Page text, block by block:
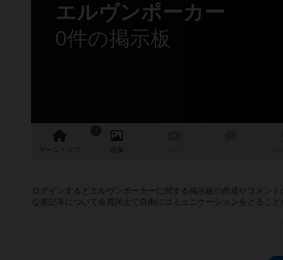
エルヴンポーカー
0件の掲示板
ゲーム 画像
ログインするとエルヴンポーカーに関する掲示板の作成やコメン
な表記等について会員同士で自由にコミュニケーションをとること